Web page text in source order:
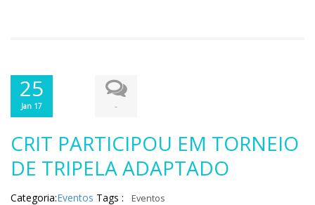
25
Jan 17 -
CRIT PARTICIPOU EM TORNEIO
DE TRIPELA ADAPTADO
Categoria:Eventos Tags : Eventos